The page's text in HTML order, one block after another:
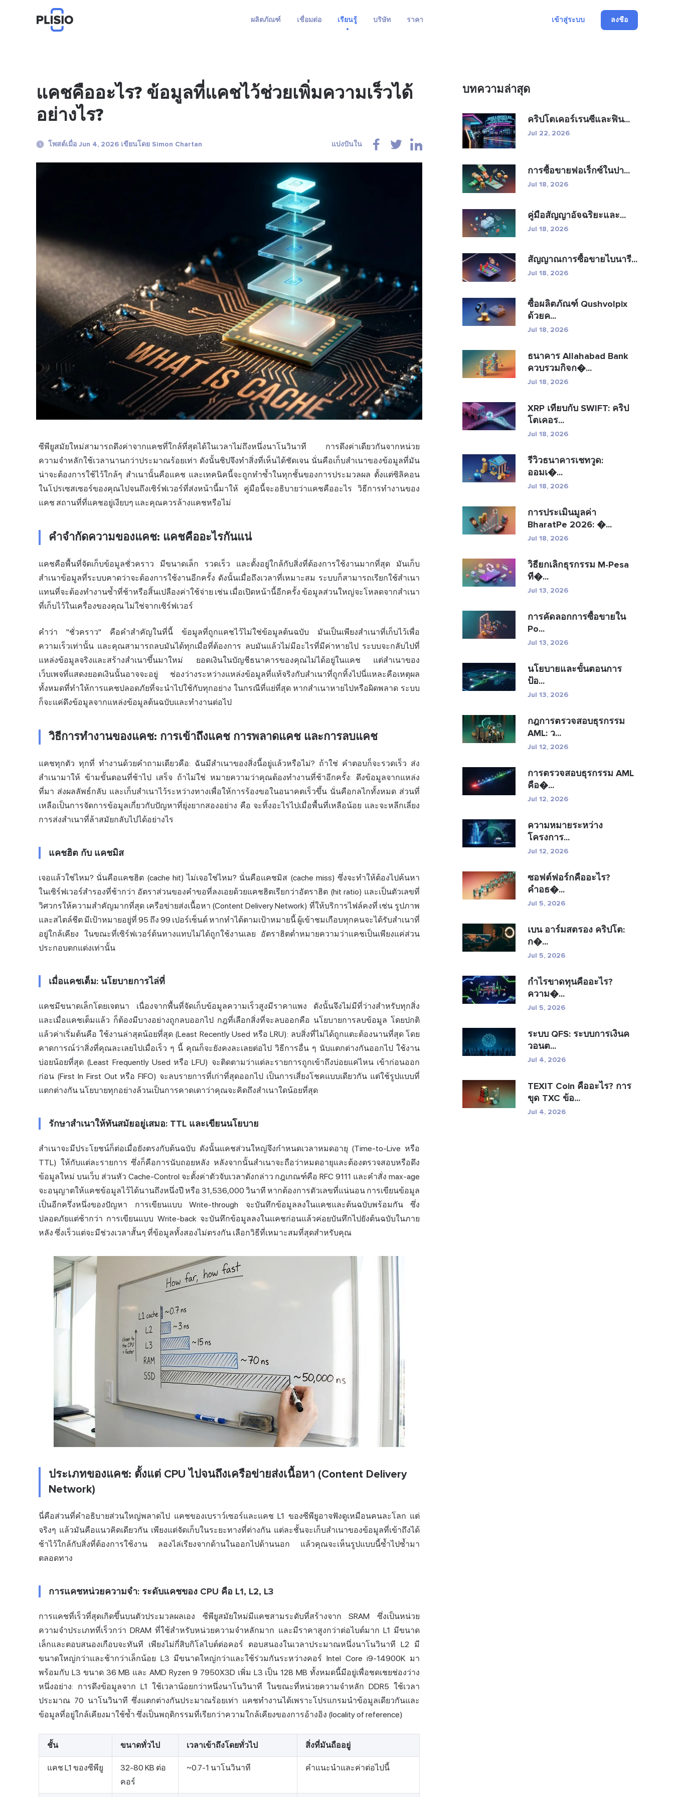
ผลิตภัณฑ์ เชื่อมต่อ เรียนรู้ บริษัท ราคา เข้าสู่ระบบ ลงชื่อ
แคชคืออะไร? ข้อมูลที่แคชไว้ช่วยเพิ่มความเร็วได้
อย่างไร?
โพสต์เมื่อ Jun 4, 2026 เขียนโดย Simon Chartan แบ่งปันใน
ซีพียูสมัยใหม่สามารถดึงค่าจากแคชที่ใกล้ที่สุดได้ในเวลาไม่ถึงหนึ่งนาโนวินาที การดึงค่าเดียวกันจากหน่วย
ความจำหลักใช้เวลานานกว่าประมาณร้อยเท่า ดังนั้นชิปจึงทำสิ่งที่เห็นได้ชัดเจน นั่นคือเก็บสำเนาของข้อมูลที่มัน
น่าจะต้องการใช้ไว้ใกล้ๆ สำเนานั้นคือแคช และเทคนิคนี้จะถูกทำซ้ำในทุกชั้นของการประมวลผล ตั้งแต่ซิลิคอน
ในโปรเซสเซอร์ของคุณไปจนถึงเซิร์ฟเวอร์ที่ส่งหน้านี้มาให้ คู่มือนี้จะอธิบายว่าแคชคืออะไร วิธีการทำงานของ
แคช สถานที่ที่แคชอยู่เงียบๆ และคุณควรล้างแคชหรือไม่
คำจำกัดความของแคช: แคชคืออะไรกันแน่
แคชคือพื้นที่จัดเก็บข้อมูลชั่วคราว มีขนาดเล็ก รวดเร็ว และตั้งอยู่ใกล้กับสิ่งที่ต้องการใช้งานมากที่สุด มันเก็บ
สำเนาข้อมูลที่ระบบคาดว่าจะต้องการใช้งานอีกครั้ง ดังนั้นเมื่อถึงเวลาที่เหมาะสม ระบบก็สามารถเรียกใช้สำเนา
แทนที่จะต้องทำงานซ้ำที่ช้าหรือสิ้นเปลืองค่าใช้จ่าย เช่น เมื่อเปิดหน้านี้อีกครั้ง ข้อมูลส่วนใหญ่จะโหลดจากสำเนา
ที่เก็บไว้ในเครื่องของคุณ ไม่ใช่จากเซิร์ฟเวอร์
คำว่า "ชั่วคราว" คือคำสำคัญในที่นี้ ข้อมูลที่ถูกแคชไว้ไม่ใช่ข้อมูลต้นฉบับ มันเป็นเพียงสำเนาที่เก็บไว้เพื่อ
ความเร็วเท่านั้น และคุณสามารถลบมันได้ทุกเมื่อที่ต้องการ ลบมันแล้วไม่มีอะไรที่มีค่าหายไป ระบบจะกลับไปที่
แหล่งข้อมูลจริงและสร้างสำเนาขึ้นมาใหม่ ยอดเงินในบัญชีธนาคารของคุณไม่ได้อยู่ในแคช แต่สำเนาของ
เว็บเพจที่แสดงยอดเงินนั้นอาจจะอยู่ ช่องว่างระหว่างแหล่งข้อมูลที่แท้จริงกับสำเนาที่ถูกทิ้งไปนี่แหละคือเหตุผล
ทั้งหมดที่ทำให้การแคชปลอดภัยที่จะนำไปใช้กับทุกอย่าง ในกรณีที่แย่ที่สุด หากสำเนาหายไปหรือผิดพลาด ระบบ
ก็จะแค่ดึงข้อมูลจากแหล่งข้อมูลต้นฉบับและทำงานต่อไป
วิธีการทำงานของแคช: การเข้าถึงแคช การพลาดแคช และการลบแคช
แคชทุกตัว ทุกที่ ทำงานด้วยคำถามเดียวคือ: ฉันมีสำเนาของสิ่งนี้อยู่แล้วหรือไม่? ถ้าใช่ คำตอบก็จะรวดเร็ว ส่ง
สำเนามาให้ ข้ามขั้นตอนที่ช้าไป เสร็จ ถ้าไม่ใช่ หมายความว่าคุณต้องทำงานที่ช้าอีกครั้ง: ดึงข้อมูลจากแหล่ง
ที่มา ส่งผลลัพธ์กลับ และเก็บสำเนาไว้ระหว่างทางเพื่อให้การร้องขอในอนาคตเร็วขึ้น นั่นคือกลไกทั้งหมด ส่วนที่
เหลือเป็นการจัดการข้อมูลเกี่ยวกับปัญหาที่ยุ่งยากสองอย่าง คือ จะทิ้งอะไรไปเมื่อพื้นที่เหลือน้อย และจะหลีกเลี่ยง
การส่งสำเนาที่ล้าสมัยกลับไปได้อย่างไร
แคชฮิต กับ แคชมิส
เจอแล้วใช่ไหม? นั่นคือแคชฮิต (cache hit) ไม่เจอใช่ไหม? นั่นคือแคชมิส (cache miss) ซึ่งจะทำให้ต้องไปค้นหา
ในเซิร์ฟเวอร์สำรองที่ช้ากว่า อัตราส่วนของคำขอที่ลงเอยด้วยแคชฮิตเรียกว่าอัตราฮิต (hit ratio) และเป็นตัวเลขที่
วิศวกรให้ความสำคัญมากที่สุด เครือข่ายส่งเนื้อหา (Content Delivery Network) ที่ให้บริการไฟล์คงที่ เช่น รูปภาพ
และสไตล์ชีต มีเป้าหมายอยู่ที่ 95 ถึง 99 เปอร์เซ็นต์ หากทำได้ตามเป้าหมายนี้ ผู้เข้าชมเกือบทุกคนจะได้รับสำเนาที่
อยู่ใกล้เคียง ในขณะที่เซิร์ฟเวอร์ต้นทางแทบไม่ได้ถูกใช้งานเลย อัตราฮิตต่ำหมายความว่าแคชเป็นเพียงแค่ส่วน
ประกอบตกแต่งเท่านั้น
เมื่อแคชเต็ม: นโยบายการไล่ที่
แคชมีขนาดเล็กโดยเจตนา เนื่องจากพื้นที่จัดเก็บข้อมูลความเร็วสูงมีราคาแพง ดังนั้นจึงไม่มีที่ว่างสำหรับทุกสิ่ง
และเมื่อแคชเต็มแล้ว ก็ต้องมีบางอย่างถูกลบออกไป กฎที่เลือกสิ่งที่จะลบออกคือ นโยบายการลบข้อมูล โดยปกติ
แล้วค่าเริ่มต้นคือ ใช้งานล่าสุดน้อยที่สุด (Least Recently Used หรือ LRU): ลบสิ่งที่ไม่ได้ถูกแตะต้องนานที่สุด โดย
คาดการณ์ว่าสิ่งที่คุณละเลยไปเมื่อเร็ว ๆ นี้ คุณก็จะยังคงละเลยต่อไป วิธีการอื่น ๆ นับแตกต่างกันออกไป ใช้งาน
บ่อยน้อยที่สุด (Least Frequently Used หรือ LFU) จะติดตามว่าแต่ละรายการถูกเข้าถึงบ่อยแค่ไหน เข้าก่อนออก
ก่อน (First In First Out หรือ FIFO) จะลบรายการที่เก่าที่สุดออกไป เป็นการเสี่ยงโชคแบบเดียวกัน แต่ใช้รูปแบบที่
แตกต่างกัน นโยบายทุกอย่างล้วนเป็นการคาดเดาว่าคุณจะคิดถึงสำเนาใดน้อยที่สุด
รักษาสำเนาให้ทันสมัยอยู่เสมอ: TTL และเขียนนโยบาย
สำเนาจะมีประโยชน์ก็ต่อเมื่อยังตรงกับต้นฉบับ ดังนั้นแคชส่วนใหญ่จึงกำหนดเวลาหมดอายุ (Time-to-Live หรือ
TTL) ให้กับแต่ละรายการ ซึ่งก็คือการนับถอยหลัง หลังจากนั้นสำเนาจะถือว่าหมดอายุและต้องตรวจสอบหรือดึง
ข้อมูลใหม่ บนเว็บ ส่วนหัว Cache-Control จะตั้งค่าตัวจับเวลาดังกล่าว กฎเกณฑ์คือRFC 9111 และคำสั่ง max-age
จะอนุญาตให้แคชข้อมูลไว้ได้นานถึงหนึ่งปี หรือ 31,536,000 วินาที หากต้องการตัวเลขที่แน่นอน การเขียนข้อมูล
เป็นอีกครึ่งหนึ่งของปัญหา การเขียนแบบ Write-through จะบันทึกข้อมูลลงในแคชและต้นฉบับพร้อมกัน ซึ่ง
ปลอดภัยแต่ช้ากว่า การเขียนแบบ Write-back จะบันทึกข้อมูลลงในแคชก่อนแล้วค่อยบันทึกไปยังต้นฉบับในภาย
หลัง ซึ่งเร็วแต่จะมีช่วงเวลาสั้นๆ ที่ข้อมูลทั้งสองไม่ตรงกัน เลือกวิธีที่เหมาะสมที่สุดสำหรับคุณ
ประเภทของแคช: ตั้งแต่ CPU ไปจนถึงเครือข่ายส่งเนื้อหา (Content Delivery
Network)
นี่คือส่วนที่คำอธิบายส่วนใหญ่พลาดไป แคชของเบราว์เซอร์และแคช L1 ของซีพียูอาจฟังดูเหมือนคนละโลก แต่
จริงๆ แล้วมันคือแนวคิดเดียวกัน เพียงแต่จัดเก็บในระยะทางที่ต่างกัน แต่ละชั้นจะเก็บสำเนาของข้อมูลที่เข้าถึงได้
ช้าไว้ใกล้กับสิ่งที่ต้องการใช้งาน ลองไล่เรียงจากด้านในออกไปด้านนอก แล้วคุณจะเห็นรูปแบบนี้ซ้ำไปซ้ำมา
ตลอดทาง
การแคชหน่วยความจำ: ระดับแคชของ CPU คือ L1, L2, L3
การแคชที่เร็วที่สุดเกิดขึ้นบนตัวประมวลผลเอง ซีพียูสมัยใหม่มีแคชสามระดับที่สร้างจาก SRAM ซึ่งเป็นหน่วย
ความจำประเภทที่เร็วกว่า DRAM ที่ใช้สำหรับหน่วยความจำหลักมาก และมีราคาสูงกว่าต่อไบต์มาก L1 มีขนาด
เล็กและตอบสนองเกือบจะทันที เพียงไม่กี่สิบกิโลไบต์ต่อคอร์ ตอบสนองในเวลาประมาณหนึ่งนาโนวินาที L2 มี
ขนาดใหญ่กว่าและช้ากว่าเล็กน้อย L3 มีขนาดใหญ่กว่าและใช้ร่วมกันระหว่างคอร์ Intel Core i9-14900K มา
พร้อมกับ L3 ขนาด 36 MB และ AMD Ryzen 9 7950X3D เพิ่ม L3 เป็น 128 MB ทั้งหมดนี้มีอยู่เพื่อชดเชยช่องว่าง
หนึ่งอย่าง: การดึงข้อมูลจาก L1 ใช้เวลาน้อยกว่าหนึ่งนาโนวินาที ในขณะที่หน่วยความจำหลัก DDR5 ใช้เวลา
ประมาณ 70 นาโนวินาที ซึ่งแตกต่างกันประมาณร้อยเท่า แคชทำงานได้เพราะโปรแกรมนำข้อมูลเดียวกันและ
ข้อมูลที่อยู่ใกล้เคียงมาใช้ซ้ำ ซึ่งเป็นพฤติกรรมที่เรียกว่าความใกล้เคียงของการอ้างอิง (locality of reference)
ชั้น ขนาดทั่วไป เวลาเข้าถึงโดยทั่วไป สิ่งที่มันถืออยู่
แคช L1 ของซีพียู
32-80 KB ต่อ
คอร์
~0.7-1 นาโนวินาที คำแนะนำและค่าต่อไปนี้
บทความล่าสุด
คริปโตเคอร์เรนซีและฟิน...
Jul 22, 2026
การซื้อขายฟอเร็กซ์ในปา...
Jul 18, 2026
คู่มือสัญญาอัจฉริยะและ...
Jul 18, 2026
สัญญาณการซื้อขายไบนารี...
Jul 18, 2026
ซื้อผลิตภัณฑ์ Qushvolpix
ด้วยค...
Jul 18, 2026
ธนาคาร Allahabad Bank
ควบรวมกิจก�...
Jul 18, 2026
XRP เทียบกับ SWIFT: คริป
โตเคอร...
Jul 18, 2026
รีวิวธนาคารเชทวูด:
ออมเ�...
Jul 18, 2026
การประเมินมูลค่า
BharatPe 2026: �...
Jul 18, 2026
วิธียกเลิกธุรกรรม M-Pesa
ที�...
Jul 13, 2026
การคัดลอกการซื้อขายใน
Po...
Jul 13, 2026
นโยบายและขั้นตอนการ
ป้อ...
Jul 13, 2026
กฎการตรวจสอบธุรกรรม
AML: ว...
Jul 12, 2026
การตรวจสอบธุรกรรม AML
คือ�...
Jul 12, 2026
ความหมายระหว่าง
โครงการ...
Jul 12, 2026
ซอฟต์ฟอร์กคืออะไร?
คำอธ�...
Jul 5, 2026
เบน อาร์มสตรอง คริปโต:
ก�...
Jul 5, 2026
กำไรขาดทุนคืออะไร?
ความ�...
Jul 5, 2026
ระบบ QFS: ระบบการเงินค
วอนต...
Jul 4, 2026
TEXIT Coin คืออะไร? การ
ขุด TXC ข้อ...
Jul 4, 2026